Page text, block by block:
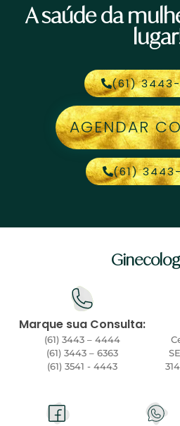
A saúde da
(61)
AGENDAR
(61)
Marque sua Consulta:
(61) 3443 – 4444
(61) 3443 – 6363
(61) 3541 - 4443